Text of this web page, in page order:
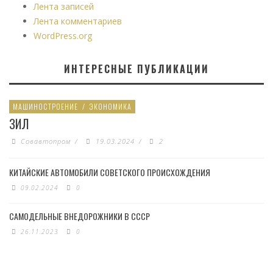
Лента записей
Лента комментариев
WordPress.org
ИНТЕРЕСНЫЕ ПУБЛИКАЦИИ
МАШИНОСТРОЕНИЕ / ЭКОНОМИКА
ЗИЛ
Совавтопром / 19.03.2024 / 2
КИТАЙСКИЕ АВТОМОБИЛИ СОВЕТСКОГО ПРОИСХОЖДЕНИЯ
09.02.2024 0
САМОДЕЛЬНЫЕ ВНЕДОРОЖНИКИ В СССР
26.11.2023 0